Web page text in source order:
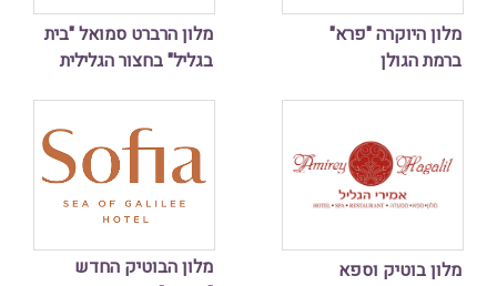
מלון הרברט סמואל "בית
בגליל" בחצור הגלילית
מלון היוקרה "פרא"
ברמת הגולן
מלון הבוטיק החדש
מלון בוטיק וספא